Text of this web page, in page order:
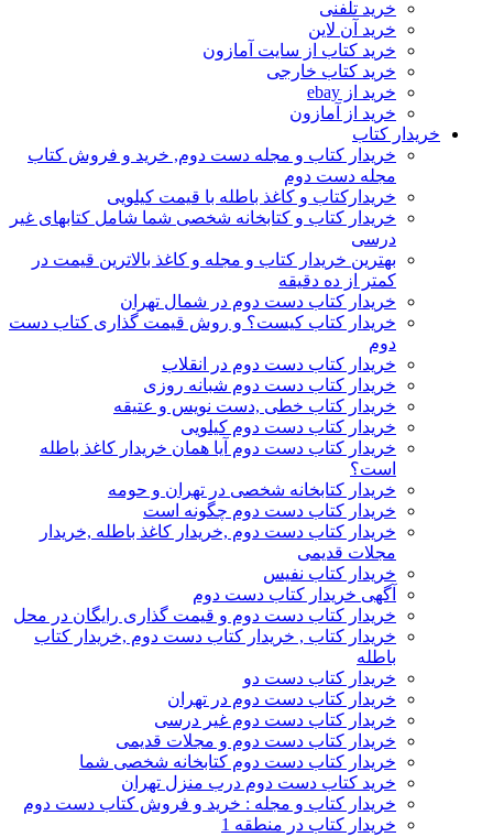
خرید تلفنی
خرید آن لاین
خرید کتاب از سایت آمازون
خرید کتاب خارجی
خرید از ebay
خرید از آمازون
خریدار کتاب
خریدار کتاب و مجله دست دوم, خرید و فروش کتاب
مجله دست دوم
خریدارکتاب و کاغذ باطله با قیمت کیلویی
خریدار کتاب و کتابخانه شخصی شما شامل کتابهای غیر
درسی
بهترین خریدار کتاب و مجله و کاغذ بالاترین قیمت در
کمتر از ده دقیقه
خریدار کتاب دست دوم در شمال تهران
خریدار کتاب کیست؟ و روش قیمت گذاری کتاب دست
دوم
خریدار کتاب دست دوم در انقلاب
خریدار کتاب دست دوم شبانه روزی
خریدار کتاب خطی ,دست نویس و عتیقه
خریدار کتاب دست دوم کیلویی
خریدار کتاب دست دوم آیا همان خریدار کاغذ باطله
است؟
خریدار کتابخانه شخصی در تهران و حومه
خریدار کتاب دست دوم چگونه است
خریدار کتاب دست دوم ,خریدار کاغذ باطله ,خریدار
مجلات قدیمی
خریدار کتاب نفیس
آگهی خریدار کتاب دست دوم
خریدار کتاب دست دوم و قیمت گذاری رایگان در محل
خریدار کتاب , خریدار کتاب دست دوم ,خریدار کتاب
باطله
خریدار کتاب دست دو
خریدار کتاب دست دوم در تهران
خریدار کتاب دست دوم غیر درسی
خریدار کتاب دست دوم و مجلات قدیمی
خریدار کتاب دست دوم کتابخانه شخصی شما
خرید کتاب دست دوم درب منزل تهران
خریدار کتاب و مجله : خرید و فروش کتاب دست دوم
خریدار کتاب در منطقه 1